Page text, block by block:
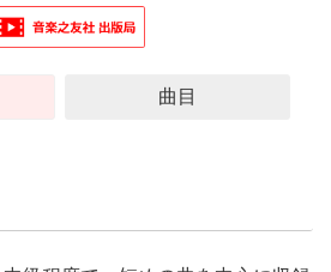
曲目